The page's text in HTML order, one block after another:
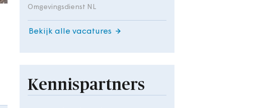
Omgevingsdienst NL
Bekijk alle vacatures
Kennispartners